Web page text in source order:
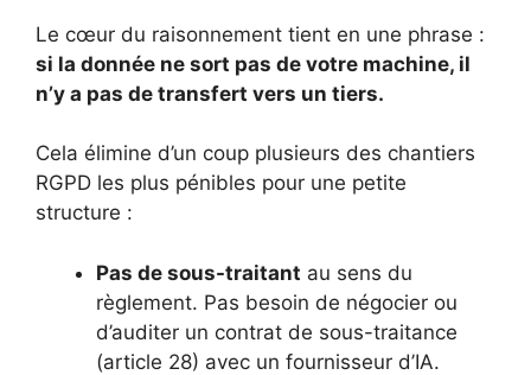
Le cœur du raisonnement tient en une phrase :
si la donnée ne sort pas de votre machine, il
n’y a pas de transfert vers un tiers.
Cela élimine d’un coup plusieurs des chantiers
RGPD les plus pénibles pour une petite
structure :
Pas de sous-traitant au sens du
règlement. Pas besoin de négocier ou
d’auditer un contrat de sous-traitance
(article 28) avec un fournisseur d’IA.